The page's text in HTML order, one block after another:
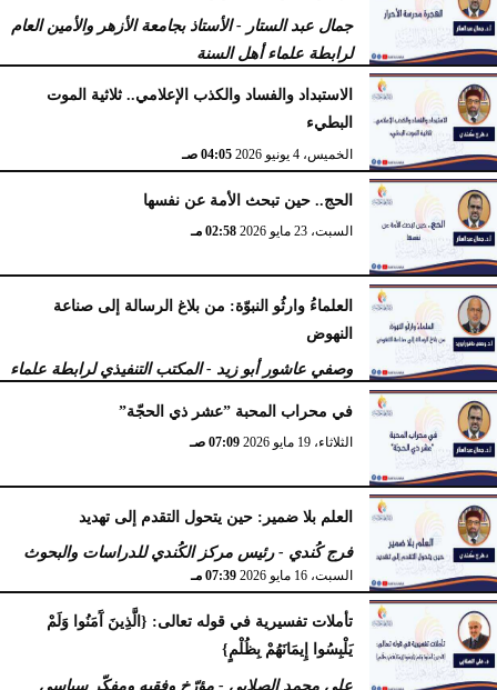
جمال عبد الستار - الأستاذ بجامعة الأزهر والأمين العام
لرابطة علماء أهل السنة
الثلاثاء، 16 يونيو 2026 10:22 صـ
الاستبداد والفساد والكذب الإعلامي.. ثلاثية الموت
البطيء
الخميس، 4 يونيو 2026 04:05 صـ
الحج.. حين تبحث الأمة عن نفسها
السبت، 23 مايو 2026 02:58 مـ
العلماءُ وارثُو النبوّة: من بلاغ الرسالة إلى صناعة
النهوض
وصفي عاشور أبو زيد - المكتب التنفيذي لرابطة علماء
أهل السنّة
الثلاثاء، 19 مايو 2026 10:44 مـ
في محراب المحبة ”عشر ذي الحجّة”
الثلاثاء، 19 مايو 2026 07:09 صـ
العلم بلا ضمير: حين يتحول التقدم إلى تهديد
فرج كُندي - رئيس مركز الكُندي للدراسات والبحوث
السبت، 16 مايو 2026 07:39 مـ
تأملات تفسيرية في قوله تعالى: {الَّذِينَ آَمَنُوا وَلَمْ
يَلْبِسُوا إِيمَانَهُمْ بِظُلْمٍ}
علي محمد الصلابي - مؤرّخ وفقيه ومفكّر سياسي